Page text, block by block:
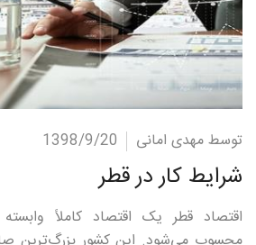
ادامه توسط مهدی امانی 1398/9/20
شرایط کار در قطر
اقتصاد قطر یک اقتصاد کاملاً